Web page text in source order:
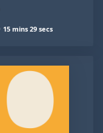
15 mins 29 secs